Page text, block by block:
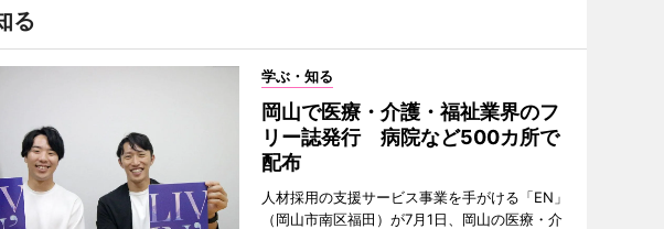
る
学ぶ・知る
岡山で医療・介護・福祉業界のフ
リー誌発行 病院など500カ所で
配布
人材採用の支援サービス事業を手がける「EN」
（岡山市南区福田）が7月1日、岡山の医療・介